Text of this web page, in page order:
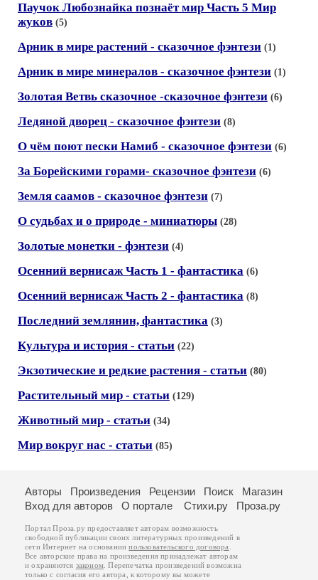
Паучок Любознайка познаёт мир Часть 5 Мир
жуков (5)
Арник в мире растений - сказочное фэнтези (1)
Арник в мире минералов - сказочное фэнтези (1)
Золотая Ветвь сказочное -сказочное фэнтези (6)
Ледяной дворец - сказочное фэнтези (8)
О чём поют пески Намиб - сказочное фэнтези (6)
За Борейскими горами- сказочное фэнтези (6)
Земля саамов - сказочное фэнтези (7)
О судьбах и о природе - миниатюры (28)
Золотые монетки - фэнтези (4)
Осенний вернисаж Часть 1 - фантастика (6)
Осенний вернисаж Часть 2 - фантастика (8)
Последний землянин, фантастика (3)
Культура и история - статьи (22)
Экзотические и редкие растения - статьи (80)
Растительный мир - статьи (129)
Животный мир - статьи (34)
Мир вокруг нас - статьи (85)
Авторы Произведения Рецензии Поиск
Магазин
Вход для авторов
О портале Стихи.ру Проза.ру
Портал Проза.ру предоставляет авторам возможность
свободной публикации своих литературных произведений в
сети Интернет на основаниипользовательского договора
Все авторские права на произведения принадлежат авторам
и охраняются законом . Перепечатка произведений возможна
только с согласия его автора, к которому вы можете